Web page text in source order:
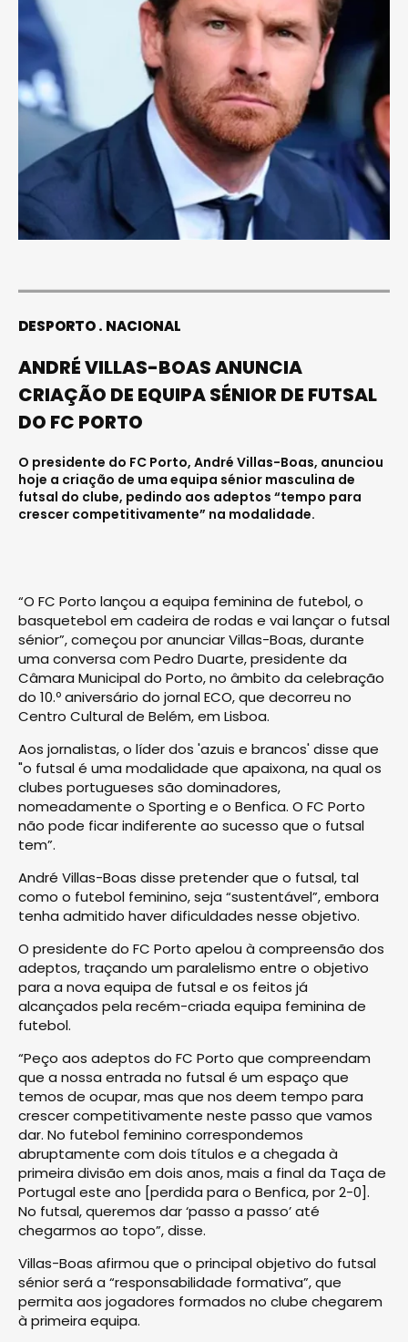
DESPORTO NACIONAL
ANDRÉ VILLAS-BOAS ANUNCIA
CRIAÇÃO DE EQUIPA SÉNIOR DE FUTSAL
DO FC PORTO
O presidente do FC Porto, André Villas-Boas, anunciou
hoje a criação de uma equipa sénior masculina de
futsal do clube, pedindo aos adeptos “tempo para
crescer competitivamente” na modalidade.
“O FC Porto lançou a equipa feminina de futebol, o
basquetebol em cadeira de rodas e vai lançar o futsal
sénior”, começou por anunciar Villas-Boas, durante
uma conversa com Pedro Duarte, presidente da
Câmara Municipal do Porto, no âmbito da celebração
do 10.º aniversário do jornal ECO, que decorreu no
Centro Cultural de Belém, em Lisboa.
Aos jornalistas, o líder dos 'azuis e brancos' disse que
"o futsal é uma modalidade que apaixona, na qual os
clubes portugueses são dominadores,
nomeadamente o Sporting e o Benfica. O FC Porto
não pode ficar indiferente ao sucesso que o futsal
tem”.
André Villas-Boas disse pretender que o futsal, tal
como o futebol feminino, seja “sustentável”, embora
tenha admitido haver dificuldades nesse objetivo.
O presidente do FC Porto apelou à compreensão dos
adeptos, traçando um paralelismo entre o objetivo
para a nova equipa de futsal e os feitos já
alcançados pela recém-criada equipa feminina de
futebol.
“Peço aos adeptos do FC Porto que compreendam
que a nossa entrada no futsal é um espaço que
temos de ocupar, mas que nos deem tempo para
crescer competitivamente neste passo que vamos
dar. No futebol feminino correspondemos
abruptamente com dois títulos e a chegada à
primeira divisão em dois anos, mais a final da Taça de
Portugal este ano [perdida para o Benfica, por 2-0].
No futsal, queremos dar ‘passo a passo’ até
chegarmos ao topo”, disse.
Villas-Boas afirmou que o principal objetivo do futsal
sénior será a “responsabilidade formativa”, que
permita aos jogadores formados no clube chegarem
à primeira equipa.